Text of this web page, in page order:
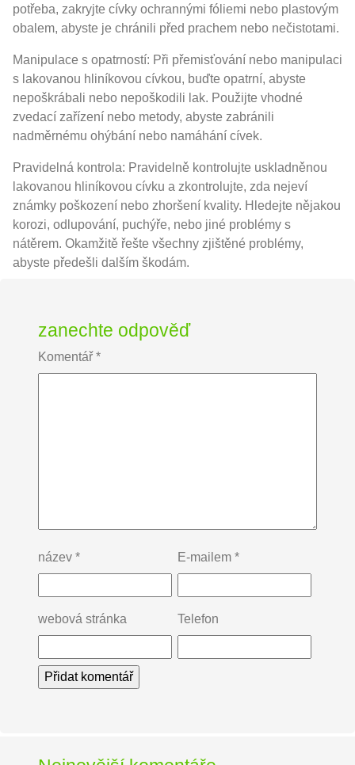
potřeba, zakryjte cívky ochrannými fóliemi nebo plastovým
obalem, abyste je chránili před prachem nebo nečistotami.
Manipulace s opatrností: Při přemisťování nebo manipulaci
s lakovanou hliníkovou cívkou, buďte opatrní, abyste
nepoškrábali nebo nepoškodili lak. Použijte vhodné
zvedací zařízení nebo metody, abyste zabránili
nadměrnému ohýbání nebo namáhání cívek.
Pravidelná kontrola: Pravidelně kontrolujte uskladněnou
lakovanou hliníkovou cívku a zkontrolujte, zda nejeví
známky poškození nebo zhoršení kvality. Hledejte nějakou
korozi, odlupování, puchýře, nebo jiné problémy s
nátěrem. Okamžitě řešte všechny zjištěné problémy,
abyste předešli dalším škodám.
zanechte odpověď
Komentář *
název * E-mailem *
webová stránka Telefon